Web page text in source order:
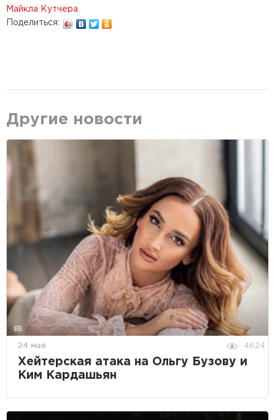
Майкла Кутчера
Поделиться:
Другие новости
24 мая 4624
Хейтерская атака на Ольгу Бузову и
Ким Кардашьян